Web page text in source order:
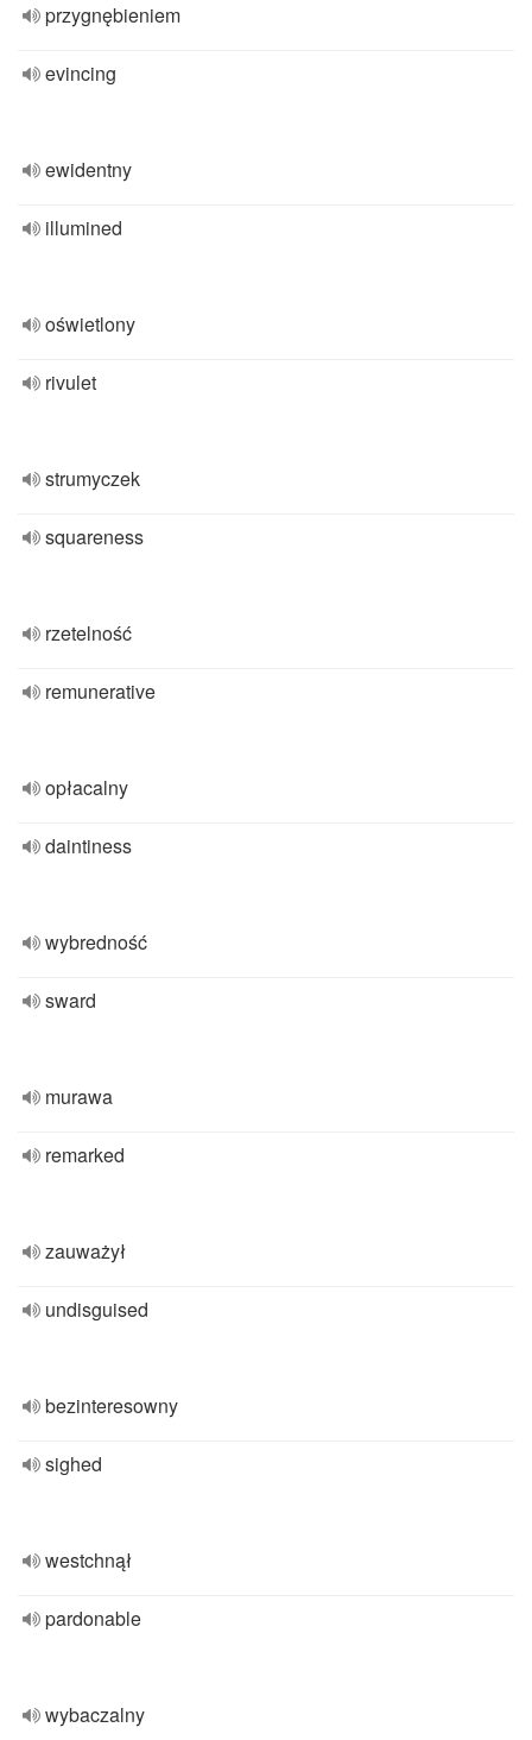
przygnębieniem
evincing
ewidentny
illumined
oświetlony
rivulet
strumyczek
squareness
rzetelność
remunerative
opłacalny
daintiness
wybredność
sward
murawa
remarked
zauważył
undisguised
bezinteresowny
sighed
westchnął
pardonable
wybaczalny